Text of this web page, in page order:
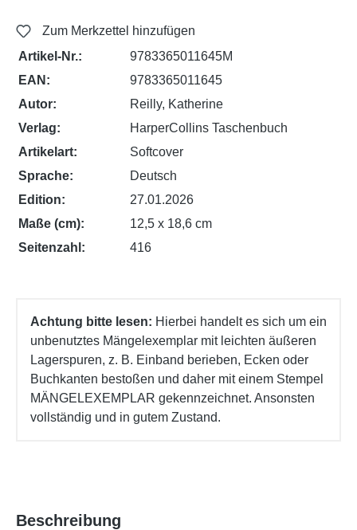
Zum Merkzettel hinzufügen
Artikel-Nr.:
9783365011645M
EAN:
9783365011645
Autor:
Reilly, Katherine
Verlag:
HarperCollins Taschenbuch
Artikelart:
Softcover
Sprache:
Deutsch
Edition:
27.01.2026
Maße (cm):
12,5 x 18,6 cm
Seitenzahl:
416
Achtung bitte lesen: Hierbei handelt es sich um ein
unbenutztes Mängelexemplar mit leichten äußeren
Lagerspuren, z. B. Einband berieben, Ecken oder
Buchkanten bestoßen und daher mit einem Stempel
MÄNGELEXEMPLAR gekennzeichnet. Ansonsten
vollständig und in gutem Zustand.
Beschreibung